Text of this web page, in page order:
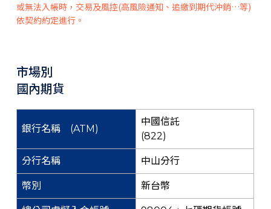
或無法入帳時，交易及風控(高風險通知、追繳到期代沖銷…等)
依契約約定進行。
市場別
國內期貨
中國信託
(822)
中山分行
新台幣